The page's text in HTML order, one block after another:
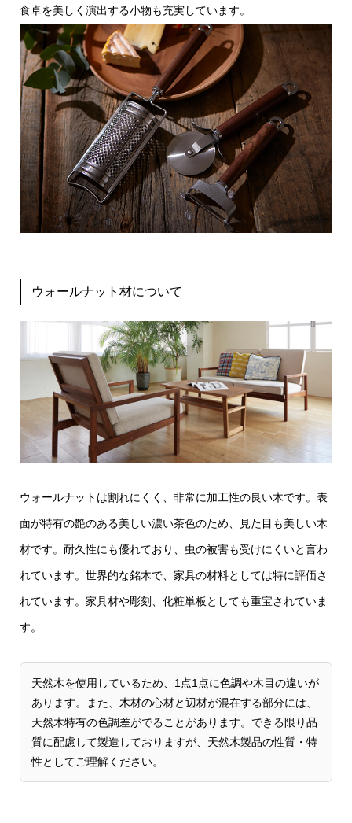
食卓を美しく演出する小物も充実しています。
ウォールナット材について
ウォールナットは割れにくく、非常に加工性の良い木です。表
面が特有の艶のある美しい濃い茶色のため、見た目も美しい木
材です。耐久性にも優れており、虫の被害も受けにくいと言わ
れています。世界的な銘木で、家具の材料としては特に評価さ
れています。家具材や彫刻、化粧単板としても重宝されていま
す。
天然木を使用しているため、1点1点に色調や木目の違いが
あります。また、木材の心材と辺材が混在する部分には、
天然木特有の色調差がでることがあります。できる限り品
質に配慮して製造しておりますが、天然木製品の性質・特
性としてご理解ください。